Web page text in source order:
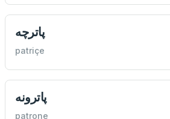
پاترچه
patriçe
پاترونه
patrone